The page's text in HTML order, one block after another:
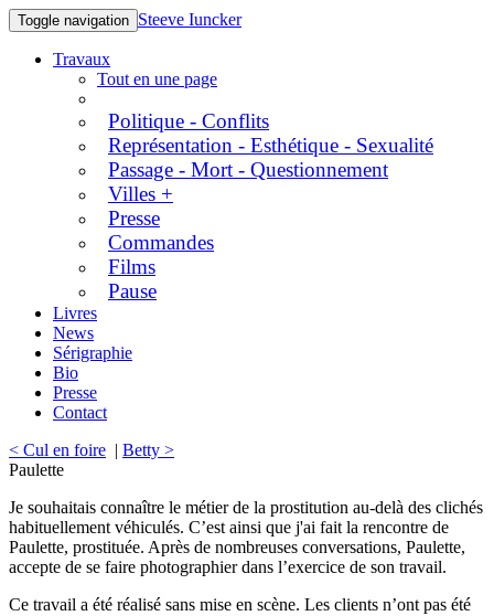
Toggle navigation Steeve Iuncker
Travaux
Tout en une page
Politique - Conflits
Représentation - Esthétique - Sexualité
Passage - Mort - Questionnement
Villes +
Presse
Commandes
Films
Pause
Livres
News
Sérigraphie
Bio
Presse
Contact
< Cul en foire | Betty >
Paulette
Je souhaitais connaître le métier de la prostitution au-delà des clichés
habituellement véhiculés. C’est ainsi que j'ai fait la rencontre de
Paulette, prostituée. Après de nombreuses conversations, Paulette,
accepte de se faire photographier dans l’exercice de son travail.
Ce travail a été réalisé sans mise en scène. Les clients n’ont pas été